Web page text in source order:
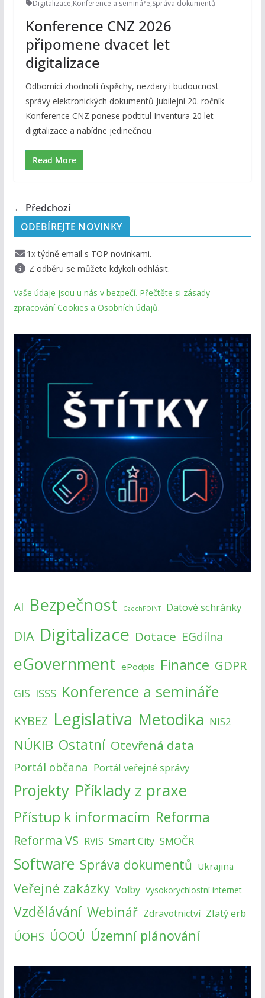
Digitalizace,Konference a semináře,Správa dokumentů
Konference CNZ 2026
připomene dvacet let
digitalizace
Odborníci zhodnotí úspěchy, nezdary i budoucnost
správy elektronických dokumentů Jubilejní 20. ročník
Konference CNZ ponese podtitul Inventura 20 let
digitalizace a nabídne jedinečnou
Read More
← Předchozí
ODEBÍREJTE NOVINKY
1x týdně email s TOP novinkami.
Z odběru se můžete kdykoli odhlásit.
Vaše údaje jsou u nás v bezpečí. Přečtěte si zásady
zpracování Cookies a Osobních údajů.
AI Bezpečnost CzechPOINT Datové schránky
DIA Digitalizace Dotace EGdílna
eGovernment ePodpis Finance GDPR
GIS ISSS Konference a semináře
KYBEZ Legislativa Metodika NIS2
NÚKIB Ostatní Otevřená data
Portál občana Portál veřejné správy
Projekty Příklady z praxe
Přístup k informacím Reforma
Reforma VS RVIS Smart City SMOČR
Software Správa dokumentů Ukrajina
Veřejné zakázky Volby Vysokorychlostní internet
Vzdělávání Webinář Zdravotnictví Zlatý erb
ÚOHS ÚOOÚ Územní plánování